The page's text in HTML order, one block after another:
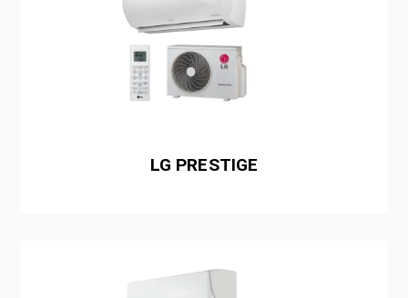
LG PRESTIGE